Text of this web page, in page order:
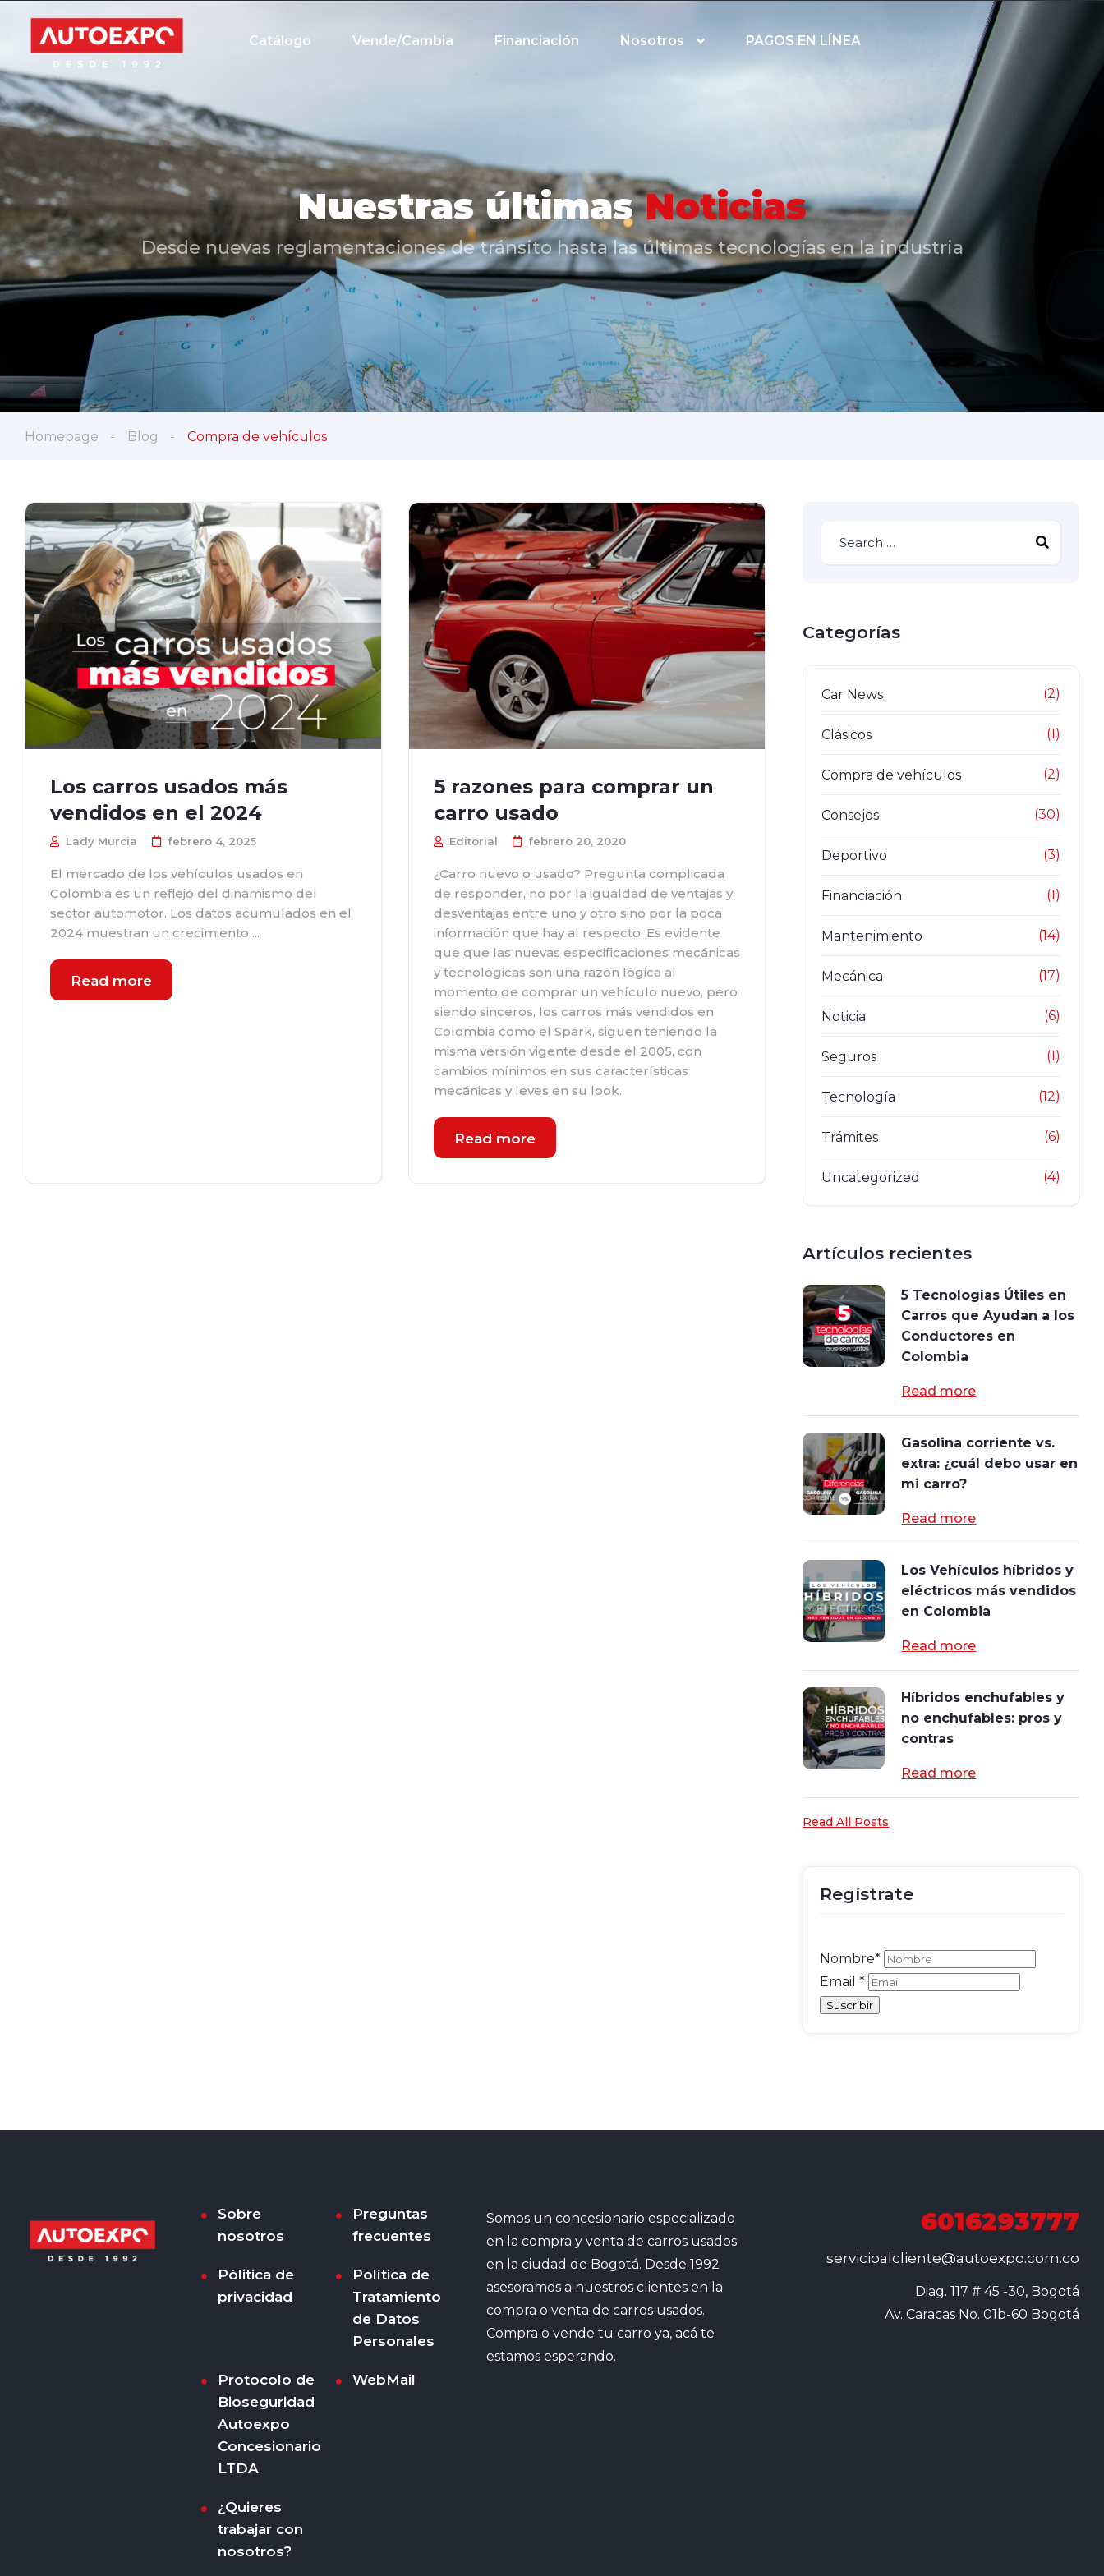
Catálogo Vende/Cambia Financiación Nosotros PAGOS EN LÍNEA
Nuestras últimasNoticias
Desde nuevas reglamentaciones de tránsito hasta las últimas tecnologías en la industria
Homepage Blog Compra de vehículos
Los carros usados más
vendidos en el 2024
Lady Murcia febrero 4, 2025
El mercado de los vehículos usados en
Colombia es un reflejo del dinamismo del
sector automotor. Los datos acumulados en el
2024 muestran un crecimiento ...
Read more
5 razones para comprar un
carro usado
Editorial febrero 20, 2020
¿Carro nuevo o usado? Pregunta complicada
de responder, no por la igualdad de ventajas y
desventajas entre uno y otro sino por la poca
información que hay al respecto. Es evidente
que que las nuevas especificaciones mecánicas
y tecnológicas son una razón lógica al
momento de comprar un vehículo nuevo, pero
siendo sinceros, los carros más vendidos en
Colombia como el Spark, siguen teniendo la
misma versión vigente desde el 2005, con
cambios mínimos en sus características
mecánicas y leves en su look.
Read more
Categorías
Car News (2)
Clásicos (1)
Compra de vehículos (2)
Consejos (30)
Deportivo (3)
Financiación (1)
Mantenimiento (14)
Mecánica (17)
Noticia (6)
Seguros (1)
Tecnología (12)
Trámites (6)
Uncategorized (4)
Artículos recientes
5 Tecnologías Útiles en
Carros que Ayudan a los
Conductores en
Colombia
Read more
Gasolina corriente vs.
extra: ¿cuál debo usar en
mi carro?
Read more
Los Vehículos híbridos y
eléctricos más vendidos
en Colombia
Read more
Híbridos enchufables y
no enchufables: pros y
contras
Read more
Read All Posts
Regístrate
Nombre*
Email*
Sobre
nosotros
Preguntas
frecuentes
Pólitica de
privacidad
Política de
Tratamiento
de Datos
Personales
Protocolo de
Bioseguridad
Autoexpo
Concesionario
LTDA
WebMail
¿Quieres
trabajar con
nosotros?
Somos un concesionario especializado
en la compra y venta de carros usados
en la ciudad de Bogotá. Desde 1992
asesoramos a nuestros clientes en la
compra o venta de carros usados.
Compra o vende tu carro ya, acá te
estamos esperando.
6016293777
servicioalcliente@autoexpo.com.co
Diag. 117 # 45 -30, Bogotá
Av. Caracas No. 01b-60 Bogotá